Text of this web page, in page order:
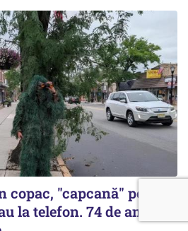
"capcană" pentru
la telefon. 74 de amenzi